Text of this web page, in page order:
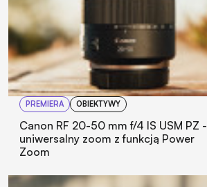
PREMIERA OBIEKTYWY
Canon RF 20-50 mm f/4 IS USM PZ -
uniwersalny zoom z funkcją Power
Zoom